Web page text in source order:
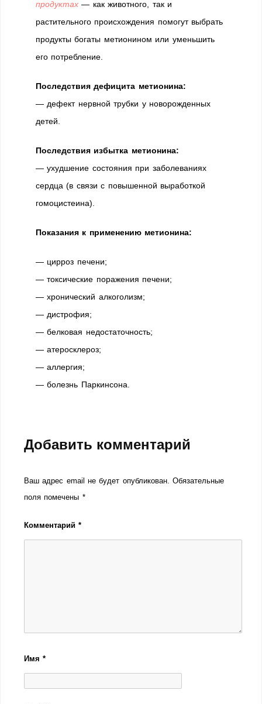
продуктах — как животного, так и
растительного происхождения помогут выбрать
продукты богаты метионином или уменьшить
его потребление.
Последствия дефицита метионина:
— дефект нервной трубки у новорожденных
детей.
Последствия избытка метионина:
— ухудшение состояния при заболеваниях
сердца (в связи с повышенной выработкой
гомоцистеина).
Показания к применению метионина:
— цирроз печени;
— токсические поражения печени;
— хронический алкоголизм;
— дистрофия;
— белковая недостаточность;
— атеросклероз;
— аллергия;
— болезнь Паркинсона.
Добавить комментарий
Ваш адрес email не будет опубликован. Обязательные
поля помечены *
Комментарий*
Имя*